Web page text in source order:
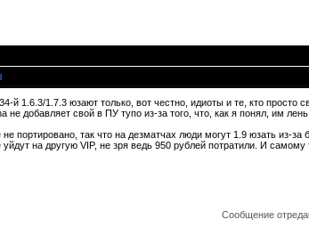
й 1.6.3/1.7.3 юзают только, вот честно, идиоты и те, кто просто
добавляет свой в ПУ тупо из-за того, что, как я понял, им
портировано, так что на дезматчах люди могут 1.9 юзать из-за
на другую VIP, не зря ведь 950 рублей потратили. И
Сообщение